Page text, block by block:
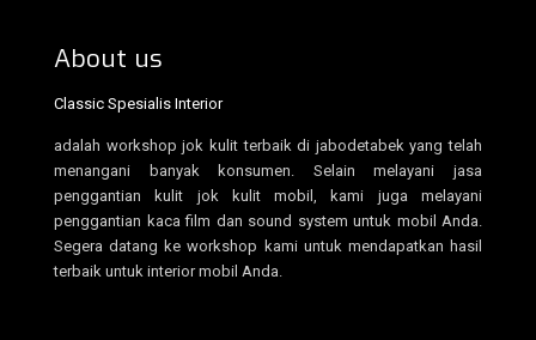
About us
Classic Spesialis Interior
adalah workshop jok kulit terbaik di jabodetabek yang telah
menangani banyak konsumen. Selain melayani jasa
penggantian kulit jok kulit mobil, kami juga melayani
penggantian kaca film dan sound system untuk mobil Anda.
Segera datang ke workshop kami untuk mendapatkan hasil
terbaik untuk interior mobil Anda.